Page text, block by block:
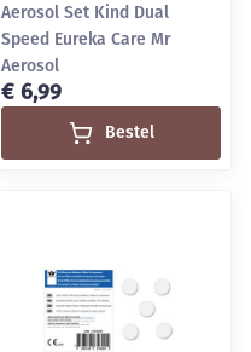
Aerosol Set Kind Dual
Speed Eureka Care Mr
Aerosol
€ 6,99
Bestel